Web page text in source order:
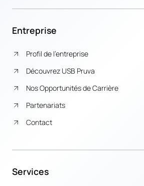
Entreprise
Profil de l’entreprise
Découvrez USB Pruva
Nos Opportunités de Carrière
Partenariats
Contact
Services